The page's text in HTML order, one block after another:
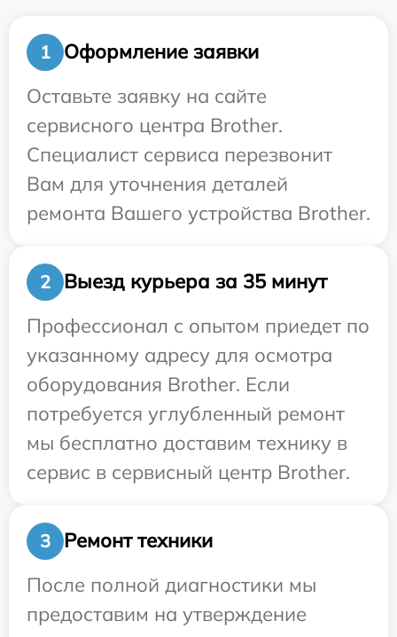
1
Оформление заявки
Оставьте заявку на сайте
сервисного центра Brother.
Специалист сервиса перезвонит
Вам для уточнения деталей
ремонта Вашего устройства Brother.
2
Выезд курьера за 35 минут
Профессионал с опытом приедет по
указанному адресу для осмотра
оборудования Brother. Если
потребуется углубленный ремонт
мы бесплатно доставим технику в
сервис в сервисный центр Brother.
3
Ремонт техники
После полной диагностики мы
предоставим на утверждение